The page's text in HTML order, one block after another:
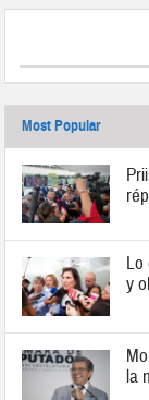
Most Popular
Lo
y
la